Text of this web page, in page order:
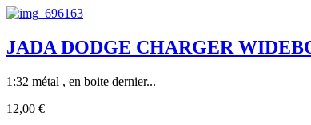
JADA DODGE CHARGER
1:32 métal , en boite dernier...
12,00 €